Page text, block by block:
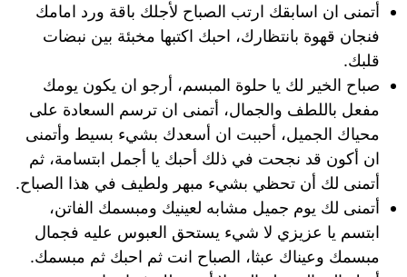
أتمنى ان اسابقك ارتب الصباح لأجلك باقة ورد امامك
فنجان قهوة بانتظارك، احبك اكتبها مخبئة بين نبضات
قلبك.
صباح الخير لك يا حلوة المبسم، أرجو ان يكون يومك
مفعل باللطف والجمال، أتمنى ان ترسم السعادة على
محياك الجميل، أحببت ان أسعدك بشيء بسيط وأتمنى
ان أكون قد نجحت في ذلك أحبك يا أجمل ابتسامة، ثم
أتمنى لك أن تحظي بشيء مبهر ولطيف في هذا الصباح.
أتمنى لك يوم جميل مشابه لعينيك ومبسمك الفاتن،
ابتسم يا عزيزي لا شيء يستحق العبوس عليه فجمال
مبسمك وعيناك عبثا، الصباح انت ثم احبك ثم مبسمك.